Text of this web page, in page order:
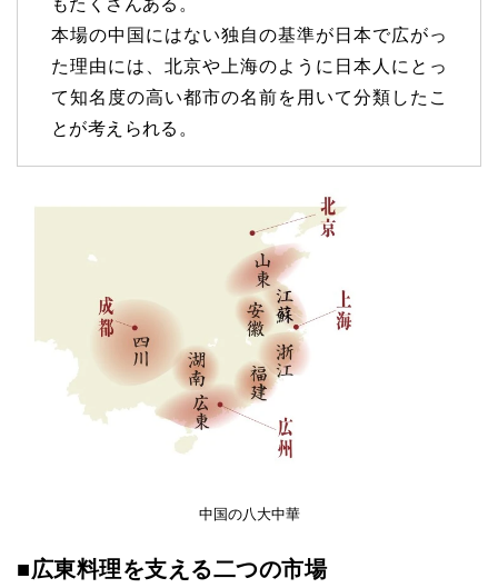
もたくさんある。
本場の中国にはない独自の基準が日本で広がっ
た理由には、北京や上海のように日本人にとっ
て知名度の高い都市の名前を用いて分類したこ
とが考えられる。
中国の八大中華
■広東料理を支える二つの市場